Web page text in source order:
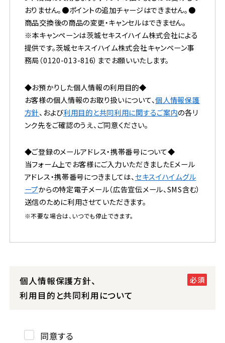
おりません。●ポイントの追加チャージはできません。●
商品交換後の商品の変更・キャンセルはできません。
※本キャンペーンは茨城セキスイハイム株式会社による
提供です。茨城セキスイハイム株式会社キャンペーン事
務局（0120-013-816）までお願いいたします。
◆お預かりした個人情報の利用目的◆
お客様の個人情報のお取り扱いについて、個人情報保護
方針、および利用目的と共同利用に関するご案内の各リ
ンク先をご確認のうえ、ご同意ください。
◆ご登録のメールアドレス・携帯番号について◆
当フォーム上でお客様にご入力いただきましたEメール
アドレス・携帯番号につきましては、セキスイハイムグル
ープからの特定電子メール（広告宣伝メール、SMS含む）
送信のために利用させていただきます。
※不要な場合は、いつでも停止できます。
個人情報保護方針、
利用目的と共同利用について
同意する